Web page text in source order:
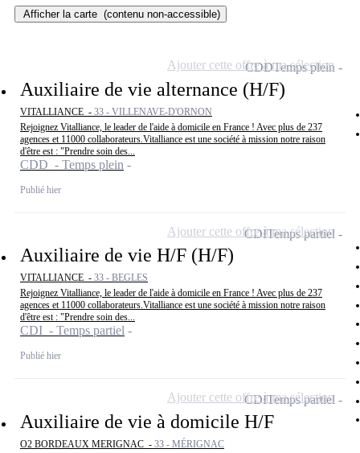
Afficher la carte (contenu non-accessible)
Auxiliaire de vie alternance (H/F)
VITALLIANCE - 33 - VILLENAVE-D'ORNON
Rejoignez Vitalliance, le leader de l'aide à domicile en France ! Avec plus de 237
agences et 11000 collaborateurs.Vitalliance est une société à mission notre raison
d'être est : "Prendre soin des...
CDD - Temps plein
Publié hier
CDDTemps plein
Ajouter cette offre à ma sélection
Auxiliaire de vie H/F (H/F)
VITALLIANCE - 33 - BEGLES
Rejoignez Vitalliance, le leader de l'aide à domicile en France ! Avec plus de 237
agences et 11000 collaborateurs.Vitalliance est une société à mission notre raison
d'être est : "Prendre soin des...
CDI - Temps partiel
Publié hier
CDITemps partiel
Ajouter cette offre à ma sélection
Auxiliaire de vie à domicile H/F
O2 BORDEAUX MERIGNAC - 33 - MÉRIGNAC
CDITemps partiel
Ajouter cette offre à ma sélection